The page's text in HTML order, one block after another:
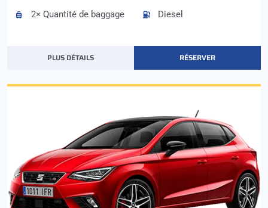
2× Quantité de baggage
Diesel
PLUS DÉTAILS RÉSERVER